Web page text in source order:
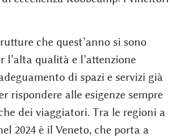
che quest’anno si sono
l’alta qualità e l’attenzione
di spazi e servizi già
rispondere alle esigenze sempre
dei viaggiatori. Tra le regioni a
2024 è il Veneto, che porta a